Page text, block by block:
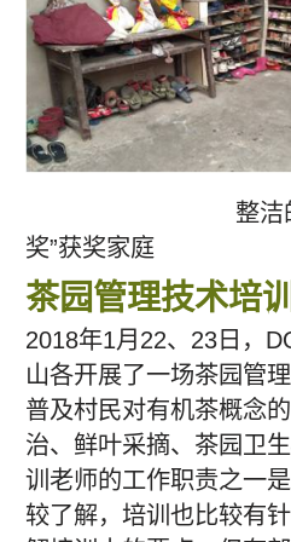
整洁
奖”获奖家庭
茶园管理技术培训
2018年1月22、23日，
山各开展了一场茶园管
普及村民对有机茶概念
治、鲜叶采摘、茶园卫
训老师的工作职责之一
较了解，培训也比较有